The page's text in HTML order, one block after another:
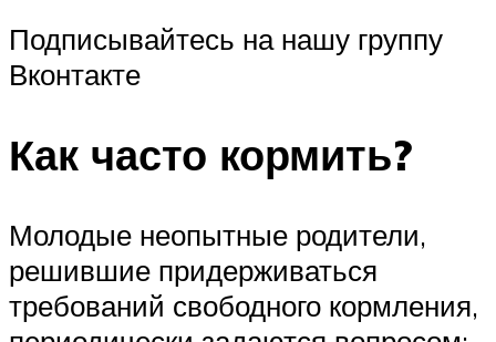
Подписывайтесь на нашу группу
Вконтакте
Как часто кормить?
Молодые неопытные родители,
решившие придерживаться
требований свободного кормления,